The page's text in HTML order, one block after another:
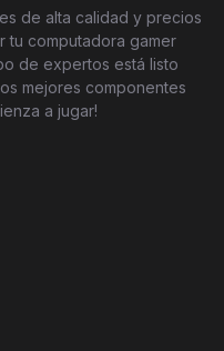
de alta calidad y precios
tu computadora gamer
de expertos está listo
mejores componentes
a jugar!